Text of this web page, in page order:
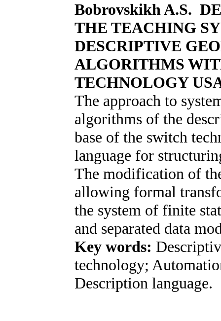
Bobrovskikh A.S.
THE TEACHING
DESCRIPTIVE
ALGORITHMS
TECHNOLOGY
The approach to
algorithms of the
base of the switch
language for
The modification of
allowing formal
the system of finite
and separated data
Key words:
technology;
Description language.